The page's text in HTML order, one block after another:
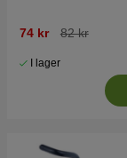
74 kr 82 kr
I lager